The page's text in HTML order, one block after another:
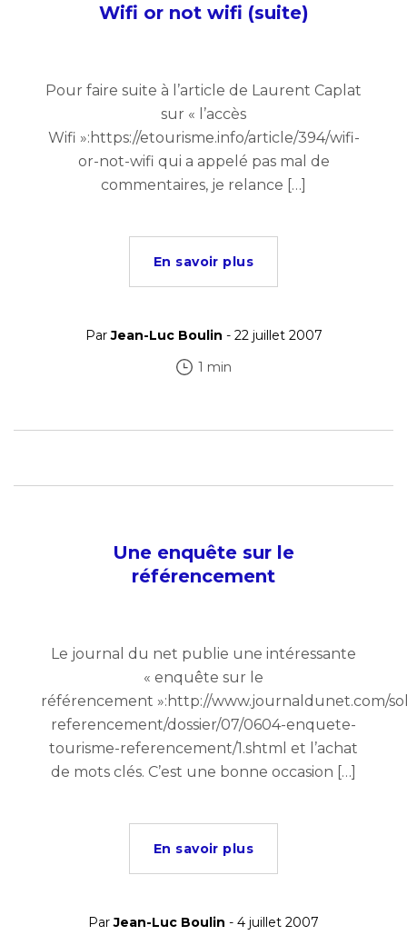
Wifi or not wifi (suite)
Pour faire suite à l’article de Laurent Caplat
sur « l’accès
Wifi »:https://etourisme.info/article/394/wifi-
or-not-wifi qui a appelé pas mal de
commentaires, je relance […]
En savoir plus
ParJean-Luc Boulin - 22 juillet 2007
1 min
Une enquête sur le
référencement
Le journal du net publie une intéressante
« enquête sur le
référencement »:http://www.journaldunet.com/
referencement/dossier/07/0604-enquete-
tourisme-referencement/1.shtml et l’achat
de mots clés. C’est une bonne occasion […]
En savoir plus
ParJean-Luc Boulin - 4 juillet 2007